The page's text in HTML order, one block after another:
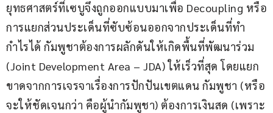
ยุทธศาสตร์ที่เซบูจึงถูกออกแบบมาเพื่อ Decoupling หรือ
การแยกส่วนประเด็นที่ซับซ้อนออกจากประเด็นที่ทำ
กำไรได้ กัมพูชาต้องการผลักดันให้เกิดพื้นที่พัฒนาร่วม
(Joint Development Area – JDA) ให้เร็วที่สุด โดยแยก
ขาดจากการเจรจาเรื่องการปักปันเขตแดน กัมพูชา (หรือ
จะให้ชัดเจนกว่า คือผู้นำกัมพูชา) ต้องการเงินสด (เพราะ